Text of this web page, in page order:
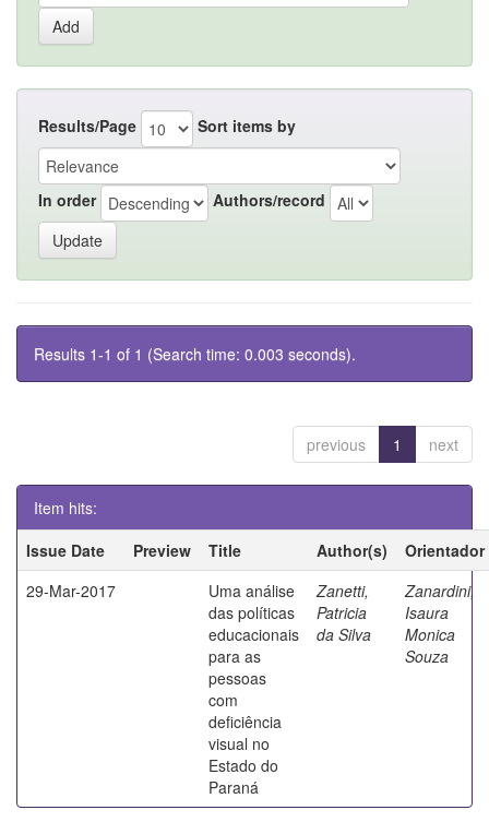
Results/Page Sort items by
In order Authors/record
Results 1-1 of 1 (Search time: 0.003 seconds).
previous 1 next
Item hits:
Issue Date
Preview Title Author(s)
Orientador
29-Mar-2017
Uma análise
das políticas
educacionais
para as
pessoas
com
deficiência
visual no
Estado do
Paraná
Zanetti,
Patricia
da Silva
Zanardini,
Isaura
Monica
Souza